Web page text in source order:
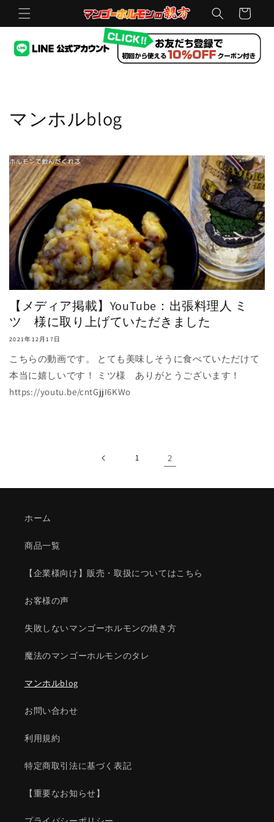
ンツに
進む
ー
ト
マンホルblog
【メディア掲載】YouTube：出張料理人 ミ
ツ 様に取り上げていただきました
2021年12月17日
こちらの動画です。 とても美味しそうに食べていただけて
本当に嬉しいです！ ミツ様 ありがとうございます！
https://youtu.be/cntGjjI6KWo
1 2
ホーム
商品一覧
【企業様向け】販売・取扱についてはこちら
お客様の声
失敗しないマンゴーホルモンの焼き方
魔法のマンゴーホルモンのタレ
マンホルblog
お問い合わせ
利用規約
特定商取引法に基づく表記
【重要なお知らせ】